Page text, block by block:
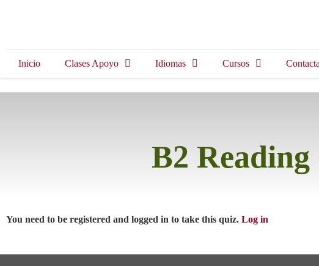
Inicio Clases Apoyo Idiomas Cursos
B2
You need to be registered and logged in to take this quiz. Log in